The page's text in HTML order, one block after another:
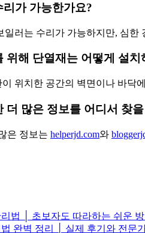
가 가능한가요?
일러는 수리가 가능하지만, 심한
위해 단열재는 어떻게 설치
위치한 공간의 벽면이나 바닥
더 많은 정보를 어디서 찾
은 정보는 helperjd.com와
법 │ 초보자도 따라하는 쉬운
완벽 정리 │ 실제 후기와 전문